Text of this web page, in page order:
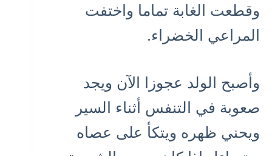
وقطعت الغابة تماما واختفت
المراعي الخضراء.
وأصبح الولد عجوزا الآن ويجد
صعوبة في التنفس أثناء السير
ويحني ظهره ويتكأ على عصاه